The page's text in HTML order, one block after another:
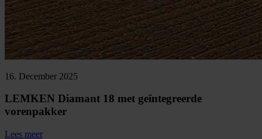
16. December 2025
LEMKEN Diamant 18 met geïntegreerde
vorenpakker
Lees meer